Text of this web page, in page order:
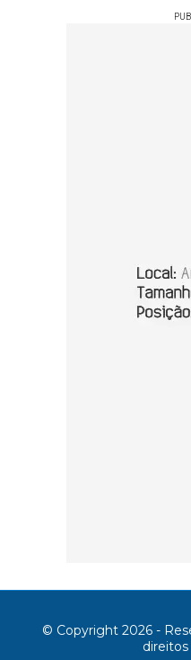
© Copyright 2026 -